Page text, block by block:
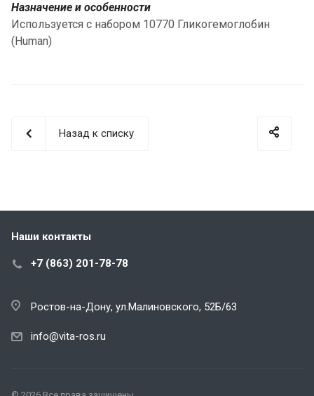
Назначение и особенности
Используется с набором 10770 Гликогемоглобин
(Human)
Назад к списку
Наши контакты
+7 (863) 201-78-78
Ростов-на-Дону, ул.Малиновского, 52Б/63
info@vita-ros.ru